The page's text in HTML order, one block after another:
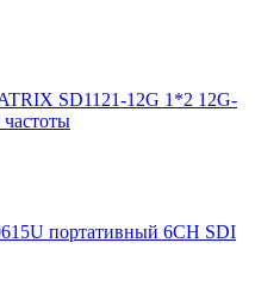
SD1121-12G 1*2 12G-
портативный 6CH SDI